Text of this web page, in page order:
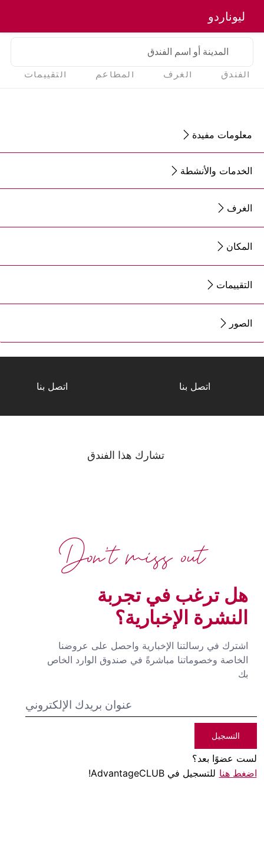
ليوناردو
المدينة أو اسم الفندق
الفندق الغرف المطاعم التقييمات
معلومات مفيدة
الخدمات والأنشطة
الغرف
المكان
التقييمات
الصور
اتصل بنا اتصل بنا
تشارك هذا الفندق
هل ترغب في تجربة
النشرة الإخبارية؟
اشترك في رسالتنا الإخبارية واحصل على عروضنا
الخاصة وخصوماتنا مباشرةً في صندوق الوارد الخاص
بك
التسجيل
لست عضوًا بعد؟
اضغط هنا للتسجيل في AdvantageCLUB!
Don't miss out